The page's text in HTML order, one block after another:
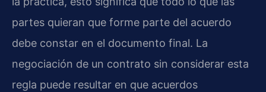
partes quieran que forme parte del acuerdo
debe constar en el documento final. La
negociación de un contrato sin considerar esta
regla puede resultar en que acuerdos